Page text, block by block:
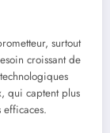
surtout
croissant de
qui captent plus